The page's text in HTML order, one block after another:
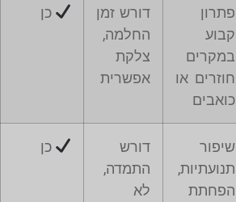
פתרון
קבוע
במקרים
חוזרים או
כואבים
דורש זמן
החלמה,
צלקת
אפשרית
כן
שיפור
תנועתיות,
הפחתת
דורש
התמדה,
לא
כן